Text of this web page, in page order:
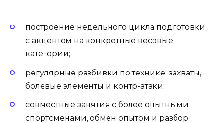
построение недельного цикла подготовки
с акцентом на конкретные весовые
категории;
регулярные разбивки по технике: захваты,
болевые элементы и контр-атаки;
совместные занятия с более опытными
спортсменами, обмен опытом и разбор